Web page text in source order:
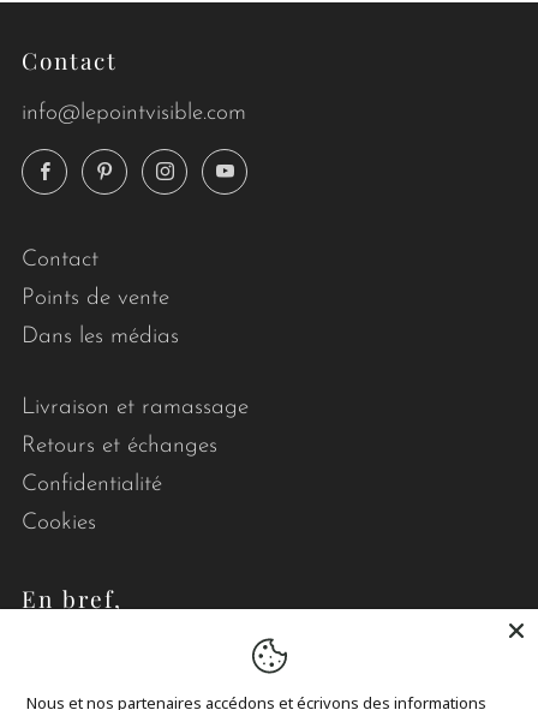
Contact
info@lepointvisible.com
FacebookPinterestInstagramYouTube
Contact
Points de vente
Dans les médias
Livraison et ramassage
Retours et échanges
Confidentialité
Cookies
En bref,
Le point visible conçoit des courtepointes et des
Nous et nos partenaires accédons et écrivons des informations